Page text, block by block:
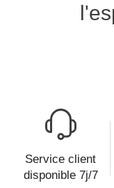
Service client
disponible 7j/7